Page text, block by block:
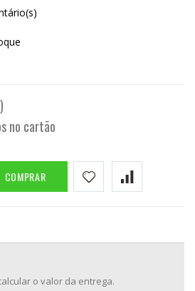
no cartão
COMPRAR
o valor da entrega.